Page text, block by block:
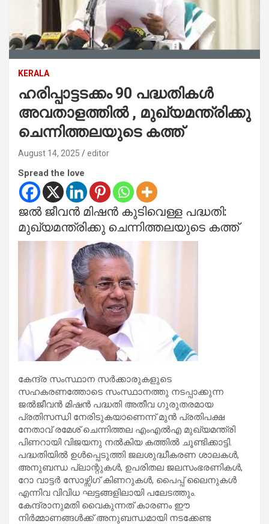
KERALA
ഹരിപ്പാട്ടടക്കം 90 പദ്ധതികൾ
അവതാളത്തിൽ , മുഖ്യമന്ത്രിക്കു
ചെന്നിത്തലയുടെ കത്ത്
August 14, 2025 editor
Spread the love
ജൽ ജീവൻ മിഷൻ കുടിവെള്ള പദ്ധതി:
മുഖ്യമന്ത്രിക്കു ചെന്നിത്തലയുടെ കത്ത്
കേന്ദ്ര സംസ്ഥാന സർക്കാരുകളുടെ
സഹകരണത്തോടെ സംസ്ഥാനത്തു നടപ്പാക്കുന്ന
ജൽജീവൻ മിഷൻ പദ്ധതി അതീവ ​ഗുരുതരമായ
പ്രതിസന്ധി നേരിടുകയാണെന്ന് മുൻ പ്രതിപക്ഷ
നേതാവ് രമേശ് ചെന്നിത്തല എംഎൽഎ മുഖ്യമന്ത്രി
പിണറായി വിജയനു നൽകിയ കത്തിൽ ചൂണ്ടിക്കാട്ടി.
പദ്ധതിയിൽ ഉൾപ്പെടുത്തി ജലശുദ്ധീകരണ ശാലകൾ,
അനുബന്ധ പ്ലാന്റുകൾ, ഉപരിതല ജലസംഭരണികൾ,
റോ വാട്ടർ സോഴ്സിഗ് കിണറുകൾ, പൈപ്പ് ലൈനുകൾ
എന്നിവ വിവിധ ഘട്ടങ്ങളിലായി പലേടത്തും.
കേന്ദ്രാനുമതി വൈകുന്നത് കാരണം ഈ
നിർമ്മാണങ്ങൾക്ക് അനുബന്ധമായി നടക്കേണ്ട